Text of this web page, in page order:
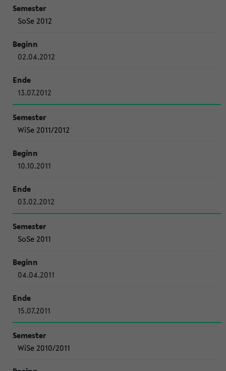
SoSe 2012
02.04.2012
13.07.2012
WiSe 2011/2012
10.10.2011
03.02.2012
SoSe 2011
04.04.2011
15.07.2011
WiSe 2010/2011